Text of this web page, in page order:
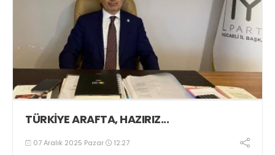
TÜRKİYE ARAFTA, HAZIRIZ...
07 Aralık 2025 Pazar 12:27